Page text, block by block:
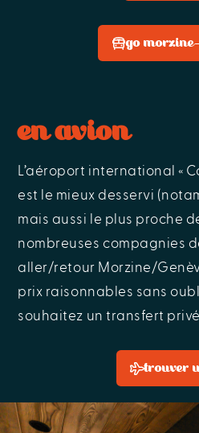
go
en avion
L’aéroport international «
est le mieux desservi
mais aussi le plus proche
nombreuses compagnies
aller/retour Morzine/
prix raisonnables sans
souhaitez un transfert
trouver